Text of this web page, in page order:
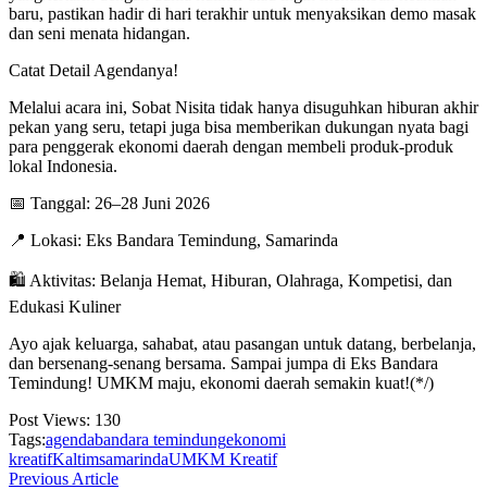
baru, pastikan hadir di hari terakhir untuk menyaksikan demo masak
dan seni menata hidangan.
Catat Detail Agendanya!
Melalui acara ini, Sobat Nisita tidak hanya disuguhkan hiburan akhir
pekan yang seru, tetapi juga bisa memberikan dukungan nyata bagi
para penggerak ekonomi daerah dengan membeli produk-produk
lokal Indonesia.
📅 Tanggal: 26–28 Juni 2026
📍 Lokasi: Eks Bandara Temindung, Samarinda
🛍️ Aktivitas: Belanja Hemat, Hiburan, Olahraga, Kompetisi, dan
Edukasi Kuliner
Ayo ajak keluarga, sahabat, atau pasangan untuk datang, berbelanja,
dan bersenang-senang bersama. Sampai jumpa di Eks Bandara
Temindung! UMKM maju, ekonomi daerah semakin kuat!(*/)
Post Views: 130
Tags:agendabandara temindungekonomi
kreatifKaltimsamarindaUMKM Kreatif
Previous Article